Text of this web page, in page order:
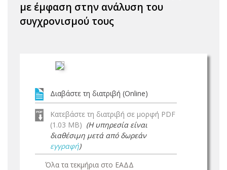
με έμφαση στην ανάλυση του
συγχρονισμού τους
Διαβάστε τη διατριβή (Online)
Κατεβάστε τη διατριβή σε μορφή PDF
(1.03 MB) (Η υπηρεσία είναι
διαθέσιμη μετά από δωρεάν
εγγραφή)
Όλα τα τεκμήρια στο ΕΑΔΔ